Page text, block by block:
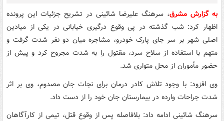
به گزارش مشرق، سرهنگ علیرضا شائینی در تشریح جزئیات این پرونده
اظهار کرد: شب گذشته در پی وقوع درگیری خیابانی در یکی از میادین
اصلی شهر بر سر جای پارک خودرو، مشاجره میان دو نفر شدت گرفت و
متهم با استفاده از سلاح سرد، مقتول را به شدت مجروح کرد و پیش از
حضور مأموران از محل متواری شد.
وی افزود: با وجود تلاش کادر درمان برای نجات جان مصدوم، وی بر اثر
شدت جراحات وارده در بیمارستان جان خود را از دست داد.
سرهنگ شائینی ادامه داد: بلافاصله پس از وقوع قتل، تیمی از کارآگاهان